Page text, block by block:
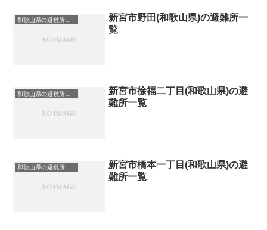
和歌山県の避難所一覧
新宮市野田(和歌山県)の避難所一
覧
和歌山県の避難所一覧
新宮市徐福二丁目(和歌山県)の避
難所一覧
和歌山県の避難所一覧
新宮市橋本一丁目(和歌山県)の避
難所一覧